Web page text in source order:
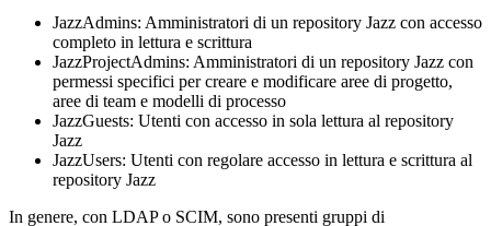
JazzAdmins: Amministratori di un repository Jazz con accesso
completo in lettura e scrittura
JazzProjectAdmins: Amministratori di un repository Jazz con
permessi specifici per creare e modificare aree di progetto,
aree di team e modelli di processo
JazzGuests: Utenti con accesso in sola lettura al repository
Jazz
JazzUsers: Utenti con regolare accesso in lettura e scrittura al
repository Jazz
In genere, con LDAP o SCIM, sono presenti gruppi di